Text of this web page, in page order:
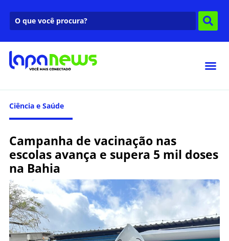
Ciência e Saúde
Campanha de vacinação nas
escolas avança e supera 5 mil doses
na Bahia